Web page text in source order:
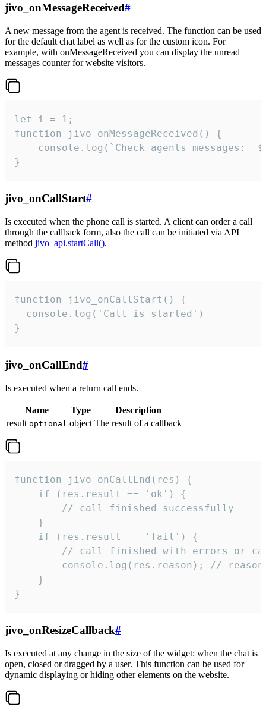
jivo_onMessageReceived#
A new message from the agent is received. The function can be used
for the default chat label as well as for the custom icon. For
example, with onMessageReceived you can display the unread
messages counter for website visitors.
let i = 1;
function jivo_onMessageReceived() {
}
jivo_onCallStart#
Is executed when the phone call is started. A client can order a call
through the callback form, also the call can be initiated via API
method jivo_api.startCall().
function jivo_onCallStart() {
  console.log('Call is started')
}
jivo_onCallEnd#
Is executed when a return call ends.
Name Type
Description
result optional object The result of a callback
function jivo_onCallEnd(res) {
    if (res.result == 'ok') {
        // call finished successfully
    }
    if (res.result == 'fail') {
// call finished with errors or
console.log(res.reason); //
    }
}
jivo_onResizeCallback#
Is executed at any change in the size of the widget: when the chat is
open, closed or dragged by a user. This function can be used for
dynamic displaying or hiding other elements on the website.